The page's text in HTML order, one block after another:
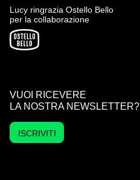
Lucy ringrazia Ostello Bello
per la collaborazione
VUOI RICEVERE
LA NOSTRA NEWSLETTER?
ISCRIVITI